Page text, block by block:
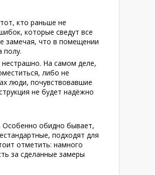
кто раньше не
которые сведут все
замечая, что в помещении
полу.
На самом деле,
либо не
люди, почувствовавшие
не будет надёжно
Особенно обидно бывает,
подходят для
отметить: намного
за сделанные замеры